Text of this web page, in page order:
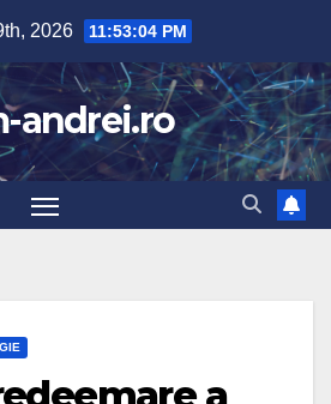
2026 11:53:04 PM
andrei.ro